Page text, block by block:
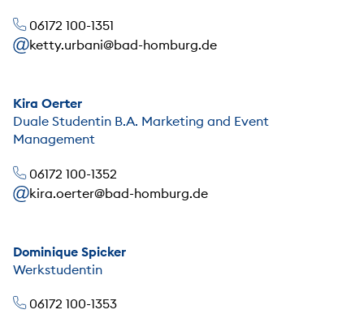
06172 100-1351
ketty.urbani@bad-homburg.de
Kira Oerter
Duale Studentin B.A. Marketing and Event
Management
06172 100-1352
kira.oerter@bad-homburg.de
Dominique Spicker
Werkstudentin
06172 100-1353